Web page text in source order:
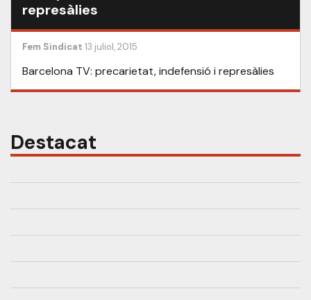
represàlies
Fem Sindicat 13 juliol, 2015
Barcelona TV: precarietat, indefensió i represàlies
Destacat